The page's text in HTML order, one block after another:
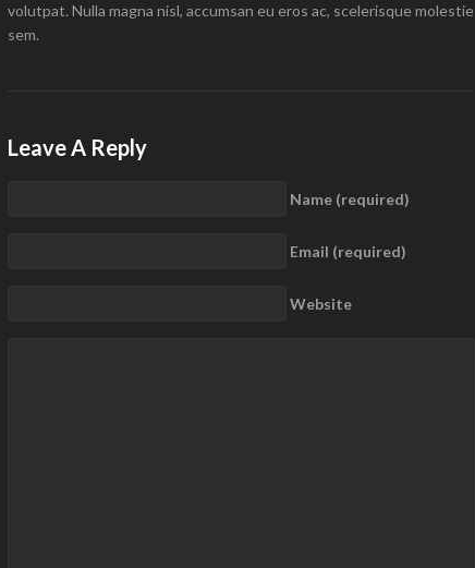
volutpat. Nulla magna nisl, accumsan eu eros ac, scelerisque molestie
sem.
Leave A Reply
Name (required)
Email (required)
Website